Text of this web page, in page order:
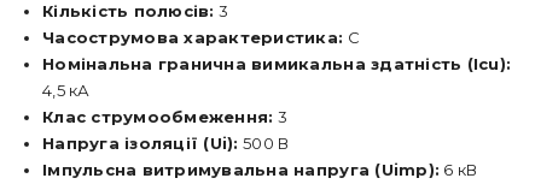
Кількість полюсів: 3
Часострумова характеристика: C
Номінальна гранична вимикальна здатність (Icu):
4,5 кА
Клас струмообмеження: 3
Напруга ізоляції (Ui): 500 В
Імпульсна витримувальна напруга (Uimp): 6 кВ